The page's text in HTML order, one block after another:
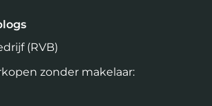
(RVB)
zonder makelaar: